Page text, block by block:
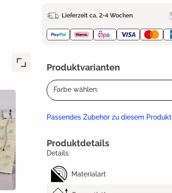
Lieferzeit ca. 2-4 Wochen
Produktvarianten
Farbe wählen:
Passendes Zubehör zu diesem Produkt
Produktdetails
Details:
Materialart